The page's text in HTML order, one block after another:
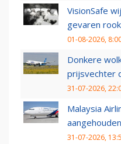
VisionSafe
gevaren
01-08-2026,
Donkere
prijsvechter
31-07-2026,
Malaysia
31-07-2026,